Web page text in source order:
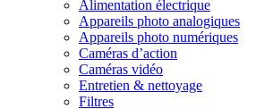
Alimentation électrique
Appareils photo analogiques
Appareils photo numériques
Caméras d’action
Caméras vidéo
Entretien & nettoyage
Filtres